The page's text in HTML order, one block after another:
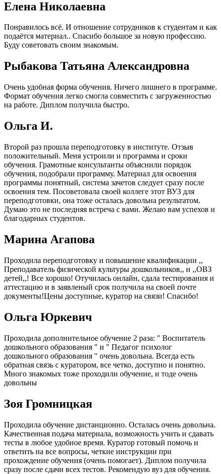
Елена Николаевна
Понравилось всё. И отношение сотрудников к студентам и как
подаётся материал.. Спасибо большое за новую профессию.
Буду советовать своим знакомым.
Рыбакова Татьяна Александровна
Очень удобная форма обучения. Ничего лишнего в программе.
Формат обучения легко смогла совместить с загруженностью
на работе. Диплом получила быстро.
Ольга И.
Второй раз прошла переподготовку в институте. Отзыв
положительный. Меня устроили и программа и сроки
обучения. Грамотные консультанты объяснили порядок
обучения, подобрали программу. Материал для освоения
программы понятный, система зачетов следует сразу после
освоения тем. Посоветовала своей коллеге этот ВУЗ для
переподготовки, она тоже осталась довольна результатом.
Думаю это не последняя встреча с вами. Желаю вам успехов и
благодарных студентов.
Марина Агапова
Проходила переподготовку и повышение квалификации ,,
Преподаватель физической культуры дошкольников,, и ,,ОВЗ
детей,,! Все хорошо! Отучилась онлайн, сдала тестирования и
аттестацию и в заявленый срок получила на своей почте
документы!Цены доступные, куратор на связи! Спасибо!
Ольга Юркевич
Проходила дополнительное обучение 2 раза: " Воспитатель
дошкольного образования " и " Педагог психолог
дошкольного образования " очень довольна. Всегда есть
обратная связь с куратором, все четко, доступно и понятно.
Много знакомых тоже проходили обучение, и тоде очень
довольны
Зоя Громницкая
Проходила обучение дистанционно. Осталась очень довольна.
Качественная подача материала, возможность учить и сдавать
тесты в любое удобное время. Куратор готовый помочь и
ответить на все вопросы, четкие инструкции при
прохождение обучения (очень помогает). Диплом получила
сразу после сдачи всех тестов. Рекомендую вуз для обучения.